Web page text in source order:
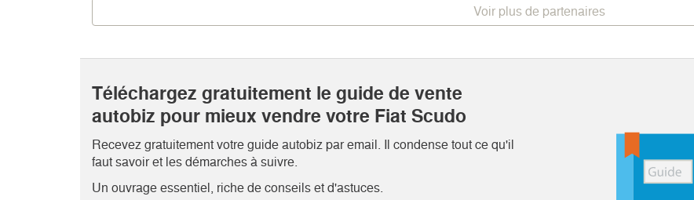
Voir plus de partenaires
Téléchargez gratuitement le guide de vente
autobiz pour mieux vendre votre Fiat Scudo
Recevez gratuitement votre guide autobiz par email. Il condense tout ce qu'il
faut savoir et les démarches à suivre.
Un ouvrage essentiel, riche de conseils et d'astuces.